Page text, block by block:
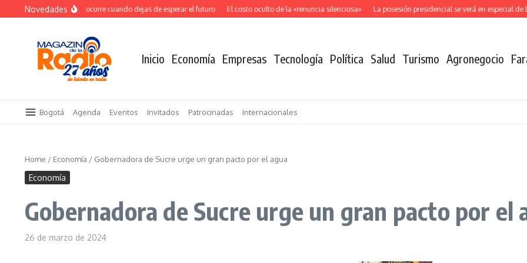
Saltar al contenido
Novedades
El verdadero salto ocurre cuando dejas de esperar el futuro El costo oculto de la «renuncia silenciosa» La posesión presidencial se verá en especial de
Inicio Economía Empresas Tecnología Política Salud Turismo Agronegocio
Bogotá Agenda Eventos Invitados Patrocinadas Internacionales
Home / Economía / Gobernadora de Sucre urge un gran pacto por el agua
Economía
Gobernadora de Sucre urge un gran pacto por el
26 de marzo de 2024